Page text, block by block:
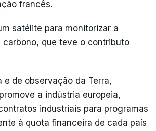
francês.
satélite para monitorizar a
que teve o contributo
e de observação da Terra,
a indústria europeia,
industriais para programas
à quota financeira de cada país